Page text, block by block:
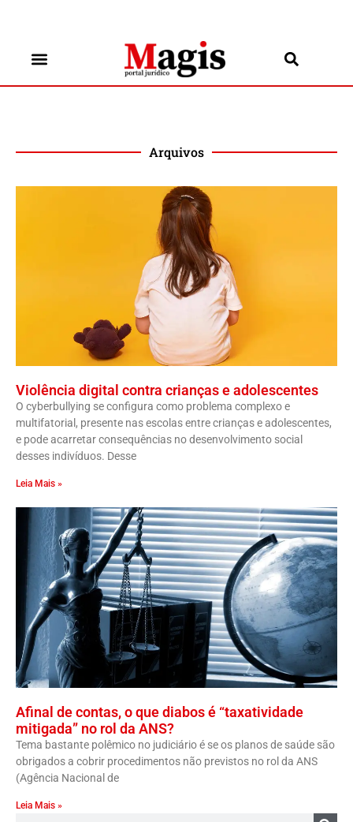
Arquivos
Violência digital contra crianças e adolescentes
O cyberbullying se configura como problema complexo e
multifatorial, presente nas escolas entre crianças e adolescentes,
e pode acarretar consequências no desenvolvimento social
desses indivíduos. Desse
Leia Mais »
Afinal de contas, o que diabos é “taxatividade
mitigada” no rol da ANS?
Tema bastante polêmico no judiciário é se os planos de saúde são
obrigados a cobrir procedimentos não previstos no rol da ANS
(Agência Nacional de
Leia Mais »